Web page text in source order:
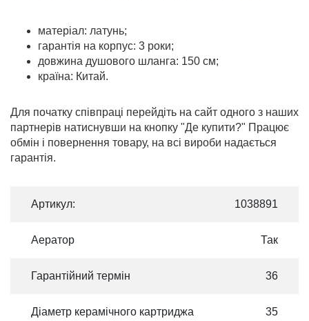
матеріал: латунь;
гарантія на корпус: 3 роки;
довжина душового шланга: 150 см;
країна: Китай.
Для початку співпраці перейдіть на сайт одного з наших
партнерів натиснувши на кнопку "Де купити?" Працює
обмін і повернення товару, на всі вироби надається
гарантія.
Артикул: 1038891
Аератор Так
Гарантійний термін 36
Діаметр керамічного картриджа 35